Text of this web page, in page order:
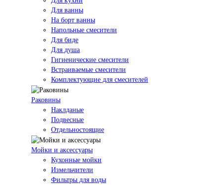
Для ванны
На борт ванны
Напольные смесители
Для биде
Для душа
Гигиенические смесители
Встраиваемые смесители
Комплектующие для смесителей
Раковины
Наклданые
Подвесные
Отдельностоящие
Мойки и аксессуары
Кухонные мойки
Измельчители
Фильтры для воды